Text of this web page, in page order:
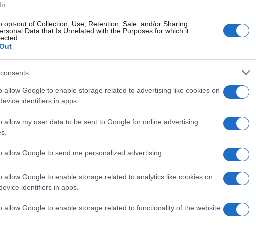
opt-out of Collection, Use, Retention, Sale, and/or Sharing
Data that Is Unrelated with the Purposes for which it
allow Google to enable storage related to advertising like cookies on
identifiers in apps.
allow my user data to be sent to Google for online advertising
allow Google to send me personalized advertising.
allow Google to enable storage related to analytics like cookies on
identifiers in apps.
allow Google to enable storage related to functionality of the website
e i democratici erano quasi certi della
stata cattiva consigliera del presidente
creando la “narrazione” di un’intesa
il processo democratico americano.
spiegato chiaramente, ma il sospetto
storia è stata, infatti, fatta trapelare sui
giornalismo investigativo
– alcuni dei quali hanno fatto
alta onorificenza giornalistica
sui network ostili a Donald Trump.
basso continuo della prima presidenza